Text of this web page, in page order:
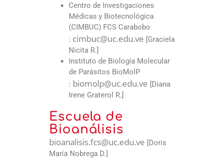
Centro de Investigaciones
Médicas y Biotecnológica
(CIMBUC) FCS Carabobo
: cimbuc@uc.edu.ve [Graciela
Nicita R.]
Instituto de Biología Molecular
de Parásitos BioMolP
: biomolp@uc.edu.ve [Diana
Irene Graterol R.]
Escuela de
Bioanálisis
bioanalisis.fcs@uc.edu.ve [Doris
María Nobrega D.]